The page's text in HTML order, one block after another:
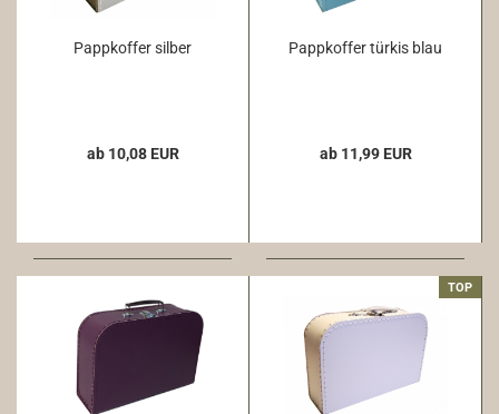
Pappkoffer silber
ab 10,08 EUR
Pappkoffer türkis blau
ab 11,99 EUR
TOP